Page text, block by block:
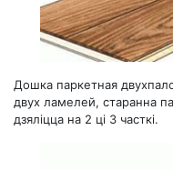
Дошка паркетная
двух ламелей, старанна
дзяліцца на 2 ці 3 часткі.